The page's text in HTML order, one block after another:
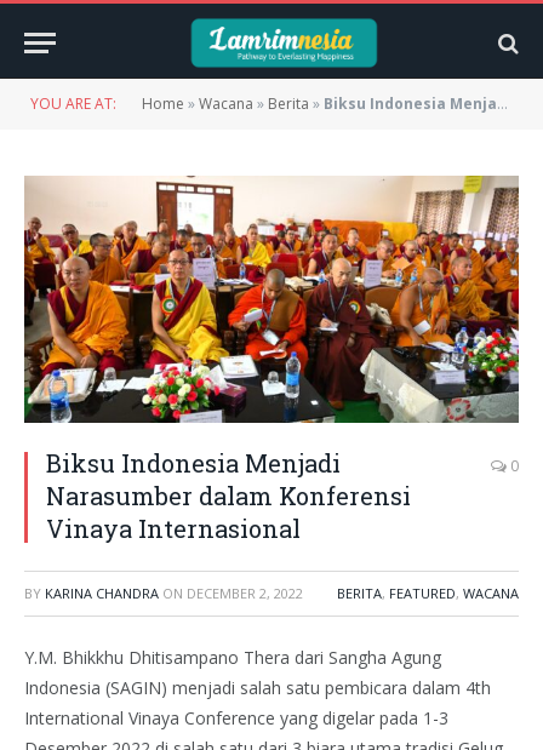
YOU ARE AT: Home »Wacana » Berita » Biksu Indonesia Menjadi Narasumber dalam Konferensi Vinaya Internasional
Biksu Indonesia Menjadi
Narasumber dalam Konferensi
Vinaya Internasional
0
BY KARINA CHANDRA ON DECEMBER 2, 2022 BERITA, FEATURED, WACANA
Y.M. Bhikkhu Dhitisampano Thera dari Sangha Agung
Indonesia (SAGIN) menjadi salah satu pembicara dalam 4th
International Vinaya Conference yang digelar pada 1-3